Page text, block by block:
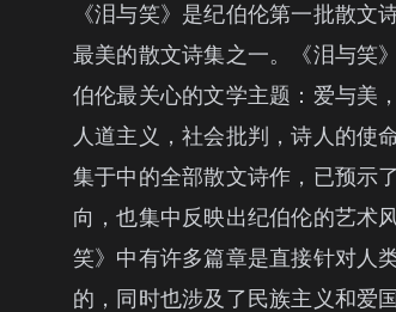
《泪与笑》是纪伯伦第一批散文
最美的散文诗集之一。《泪与笑
伯伦最关心的文学主题：爱与美
人道主义，社会批判，诗人的使
集于中的全部散文诗作，已预示
向，也集中反映出纪伯伦的艺术
笑》中有许多篇章是直接针对人
的，同时也涉及了民族主义和爱